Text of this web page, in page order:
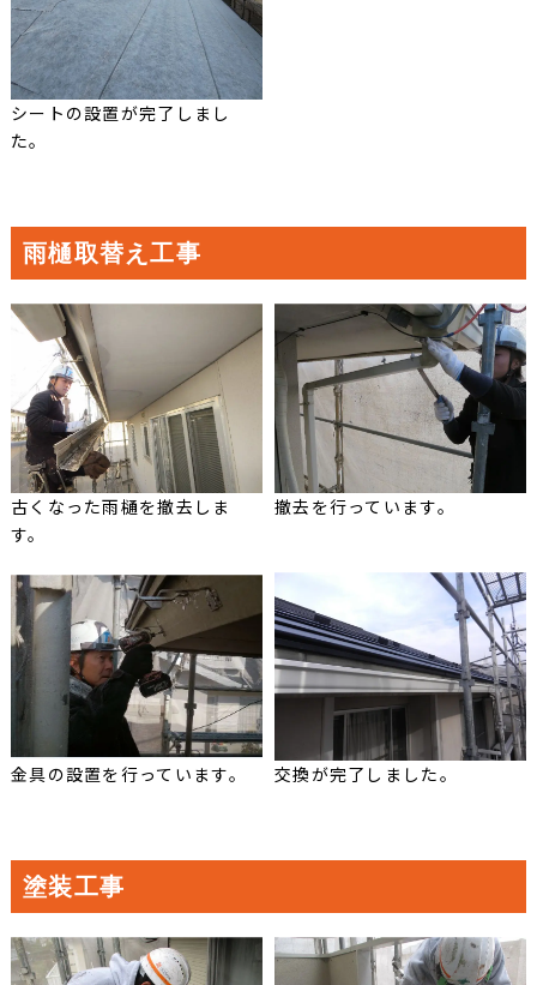
シートの設置が完了しまし
た。
雨樋取替え工事
古くなった雨樋を撤去しま
す。
撤去を行っています。
金具の設置を行っています。 交換が完了しました。
塗装工事